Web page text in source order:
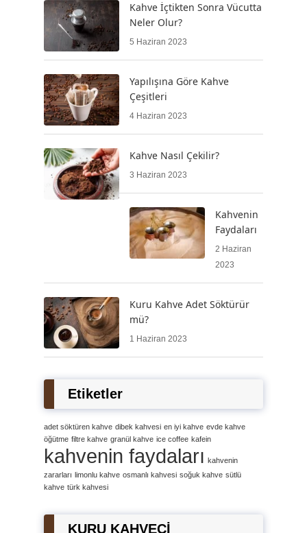
Kahve İçtikten Sonra Vücutta
Neler Olur?
5 Haziran 2023
Yapılışına Göre Kahve
Çeşitleri
4 Haziran 2023
Kahve Nasıl Çekilir?
3 Haziran 2023
Kahvenin
Faydaları
2 Haziran
2023
Kuru Kahve Adet Söktürür
mü?
1 Haziran 2023
Etiketler
adet söktüren kahve dibek kahvesi en iyi kahve evde kahve
öğütme filtre kahve granül kahve ice coffee kafein
kahvenin faydaları kahvenin
zararları limonlu kahve osmanlı kahvesi soğuk kahve sütlü
kahve türk kahvesi
KURU KAHVECİ